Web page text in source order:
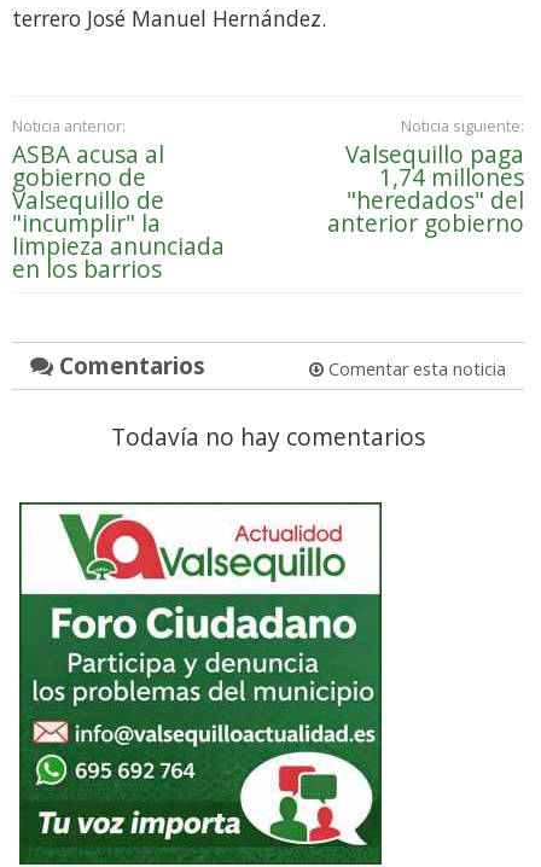
terrero José Manuel Hernández.
Noticia anterior:
ASBA acusa al
gobierno de
Valsequillo de
"incumplir" la
limpieza anunciada
en los barrios
Noticia siguiente:
Valsequillo paga
1,74 millones
"heredados" del
anterior gobierno
Comentarios Comentar esta noticia
Todavía no hay comentarios